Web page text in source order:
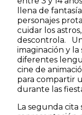
llena de
personajes
cuidar los
descontrola.
imaginación y
diferentes
cine de
para compartir
durante las
La segunda cita